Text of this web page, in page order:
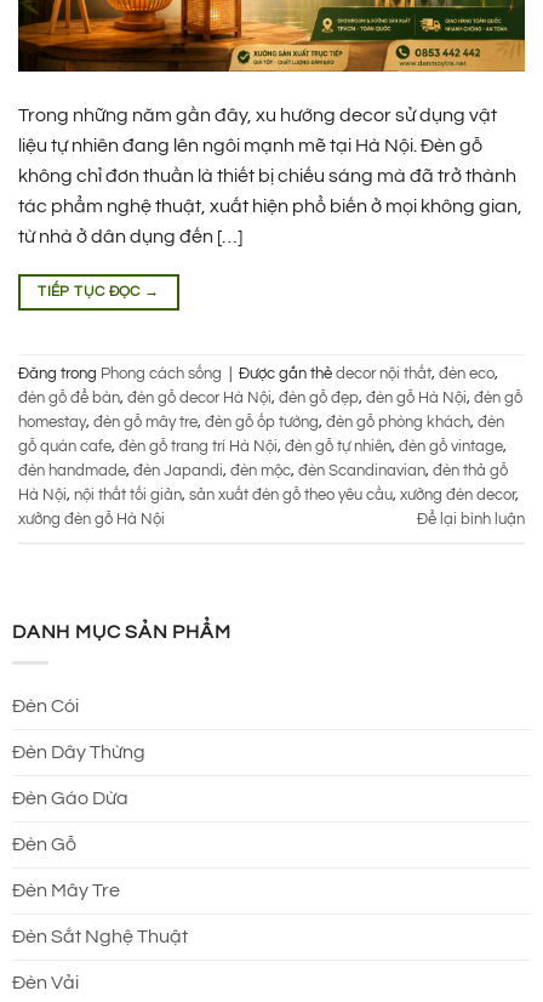
Trong những năm gần đây, xu hướng decor sử dụng vật
liệu tự nhiên đang lên ngôi mạnh mẽ tại Hà Nội. Đèn gỗ
không chỉ đơn thuần là thiết bị chiếu sáng mà đã trở thành
tác phẩm nghệ thuật, xuất hiện phổ biến ở mọi không gian,
từ nhà ở dân dụng đến […]
TIẾP TỤC ĐỌC →
Đăng trong Phong cách sống Được gắn thẻ decor nội thất, đèn eco,
đèn gỗ để bàn, đèn gỗ decor Hà Nội, đèn gỗ đẹp, đèn gỗ Hà Nội, đèn gỗ
homestay, đèn gỗ mây tre, đèn gỗ ốp tường, đèn gỗ phòng khách, đèn
gỗ quán cafe, đèn gỗ trang trí Hà Nội, đèn gỗ tự nhiên, đèn gỗ vintage,
đèn handmade, đèn Japandi, đèn mộc, đèn Scandinavian, đèn thả gỗ
Hà Nội, nội thất tối giản, sản xuất đèn gỗ theo yêu cầu, xưởng đèn decor,
xưởng đèn gỗ Hà Nội
Để lại bình luận
DANH MỤC SẢN PHẨM
Đèn Cói
Đèn Dây Thừng
Đèn Gáo Dừa
Đèn Gỗ
Đèn Mây Tre
Đèn Sắt Nghệ Thuật
Đèn Vải